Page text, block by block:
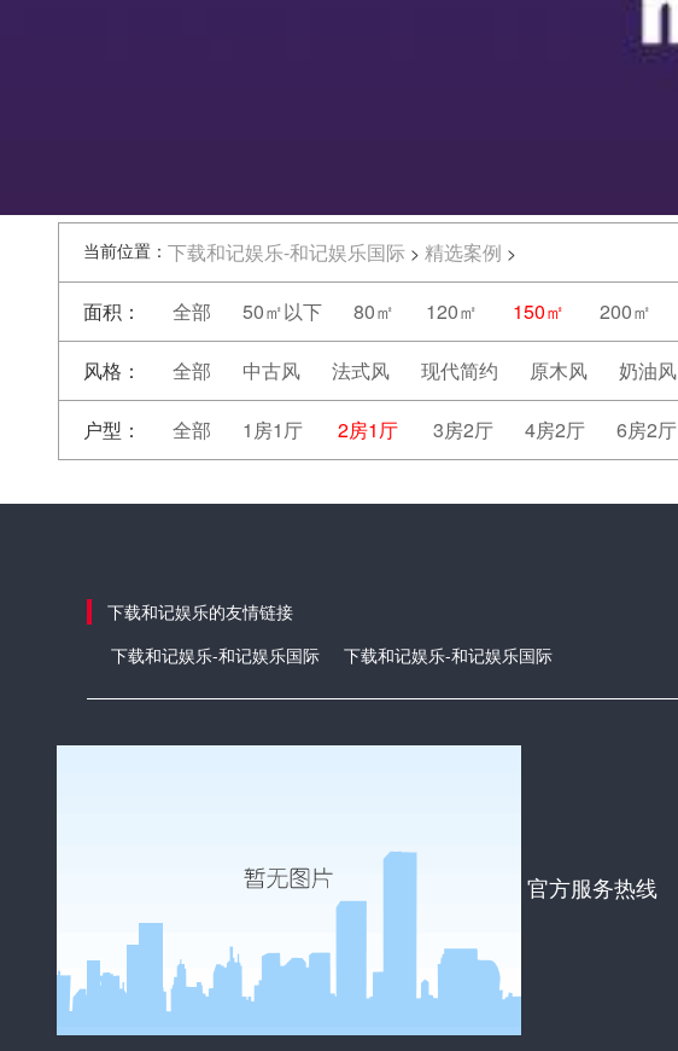
当前位置： 下载和记娱乐-和记娱乐国际 > 精选案例 >
面积： 全部 50㎡以下 80㎡ 120㎡ 150㎡ 200㎡
风格： 全部 中古风 法式风 现代简约 原木风 奶油风
户型： 全部 1房1厅 2房1厅 3房2厅 4房2厅 6房2厅
下载和记娱乐的友情链接
下载和记娱乐-和记娱乐国际
下载和记娱乐-和记娱乐国际
官方服务热线